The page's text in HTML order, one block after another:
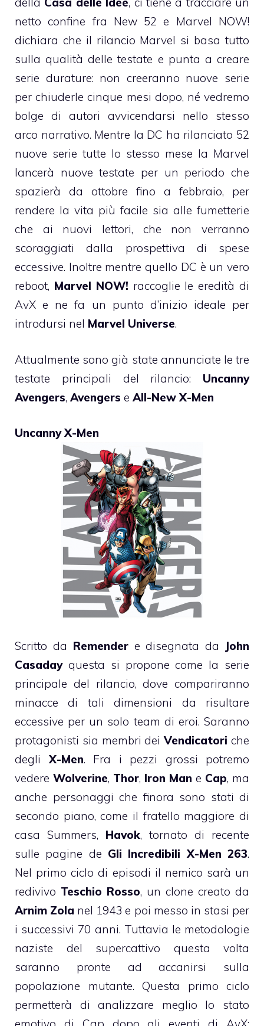
netto confine fra New 52 e Marvel NOW!
dichiara che il rilancio Marvel si basa tutto
sulla qualità delle testate e punta a creare
serie durature: non creeranno nuove serie
per chiuderle cinque mesi dopo, né vedremo
bolge di autori avvicendarsi nello stesso
arco narrativo. Mentre la DC ha rilanciato 52
nuove serie tutte lo stesso mese la Marvel
lancerà nuove testate per un periodo che
spazierà da ottobre fino a febbraio, per
rendere la vita più facile sia alle fumetterie
che ai nuovi lettori, che non verranno
scoraggiati dalla prospettiva di spese
eccessive. Inoltre mentre quello DC è un vero
reboot, Marvel NOW! raccoglie le eredità di
AvX e ne fa un punto d’inizio ideale per
introdursi nel Marvel Universe.
Attualmente sono già state annunciate le tre
testate principali del rilancio: Uncanny
Avengers, Avengers e All-New X-Men
Uncanny X-Men
Scritto da Remendere disegnata da
John
Casadayquesta si propone come la serie
principale del rilancio, dove compariranno
minacce di tali dimensioni da risultare
eccessive per un solo team di eroi. Saranno
protagonisti sia membri deiVendicatori che
degliX-Men. Fra i pezzi grossi potremo
vedere Wolverine, Thor, Iron Man e Cap, ma
anche personaggi che finora sono stati di
secondo piano, come il fratello maggiore di
casa Summers, Havok, tornato di recente
sulle pagine de Gli Incredibili X-Men 263.
Nel primo ciclo di episodi il nemico sarà un
redivivo Teschio Rosso, un clone creato da
Arnim Zola nel 1943 e poi messo in stasi per
i successivi 70 anni. Tuttavia le metodologie
naziste del supercattivo questa volta
saranno pronte ad accanirsi sulla
popolazione mutante. Questa primo ciclo
permetterà di analizzare meglio lo stato